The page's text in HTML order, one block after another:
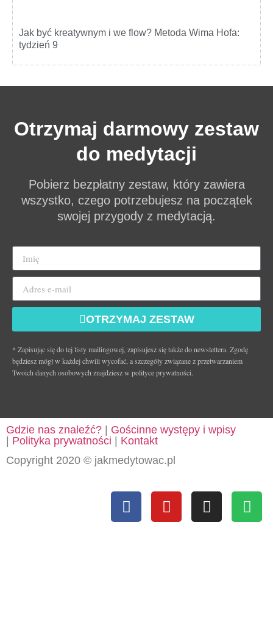
Jak być kreatywnym i we flow? Metoda Wima Hofa:
tydzień 9
Otrzymaj darmowy zestaw
do medytacji
Pobierz bezpłatny zestaw, który zawiera
wszystko, czego potrzebujesz na początek
swojej przygody z medytacją.
OTRZYMAJ ZESTAW
* Zapisując się do tej listy mailingowej, zapisujesz się także do newslettera. Zgodę
będziesz mógł w każdej chwili wycofać, a szczegóły związane z przetwarzaniem
Twoich danych osobowych znajdziesz w polityce prywatności.
Gdzie nas znaleźć? | Gościnne występy i wpisy
| Polityka prywatności | Kontakt
Copyright 2020 © jakmedytowac.pl